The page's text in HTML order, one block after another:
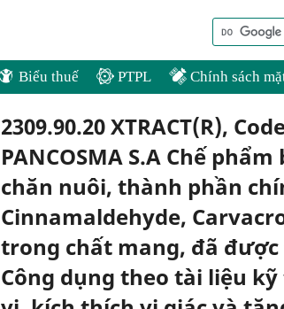
Biểu thuế PTPL Chính sách
2309.90.20 XTRACT(R),
PANCOSMA S.A Chế
chăn nuôi, thành phần
Cinnamaldehyde,
trong chất mang, đã
Công dụng theo tài liệu